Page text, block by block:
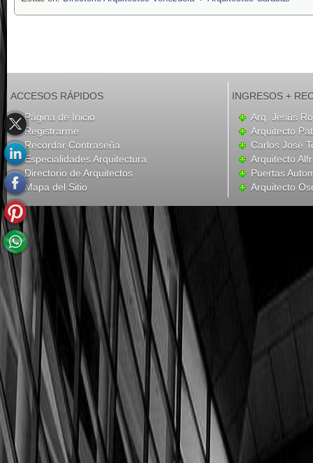
ACCESOS RÁPIDOS
Página de Inicio
Registrarme
Recordar Contraseña
Especialidades Arquitectura
Directorio de Arquitectos
Mapa del Sitio
INGRESOS +
Arq. Jesús
Arquitecto
Carlos José
Arquitecto
Puertas
Arquitecto